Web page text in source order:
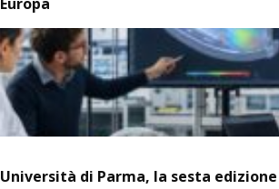
Università di Parma, la sesta edizione